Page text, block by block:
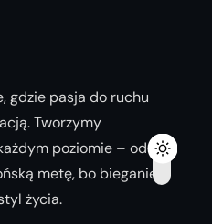
gdzie pasja do ruchu
Tworzymy
poziomie – od
metę, bo bieganie
życia.